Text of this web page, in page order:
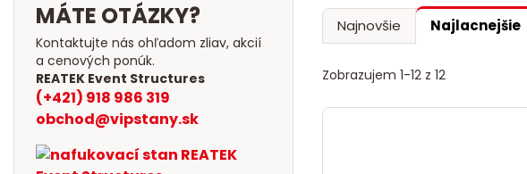
MÁTE OTÁZKY?
Kontaktujte nás ohľadom zliav, akcií
a cenových ponúk.
REATEK Event Structures
(+421) 918 986 319
obchod@vipstany.sk
Najnovšie Najlacnejšie
Zobrazujem 1-12 z 12